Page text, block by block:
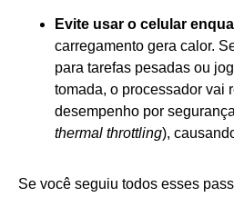
Evite usar o celular
carregamento gera calor.
para tarefas pesadas ou
tomada, o processador vai
desempenho por
thermal throttling),
Se você seguiu todos esses